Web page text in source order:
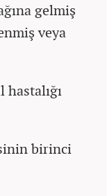
gelmiş
veya
hastalığı
birinci